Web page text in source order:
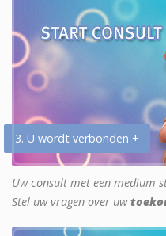
3. U wordt verbonden +
Uw consult met een medium
Stel uw vragen over uw